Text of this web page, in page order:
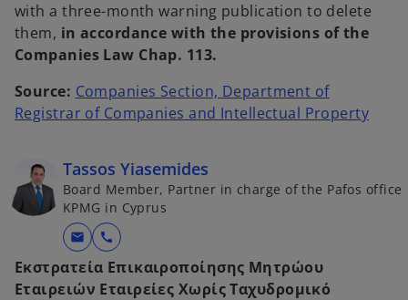
with a three-month warning publication to delete
them, in accordance with the provisions of the
Companies Law Chap. 113.
Source: Companies Section, Department of
Registrar of Companies and Intellectual Propertyo
s
Tassos Yiasemides
Board Member, Partner in charge of the Pafos office
KPMG in Cyprus
mail call
Εκστρατεία Επικαιροποίησης Μητρώου
Εταιρειών Εταιρείες Χωρίς Ταχυδρομικό